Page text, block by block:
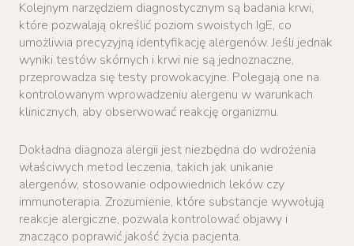
Kolejnym narzędziem diagnostycznym są badania krwi,
które pozwalają określić poziom swoistych IgE, co
umożliwia precyzyjną identyfikację alergenów. Jeśli jednak
wyniki testów skórnych i krwi nie są jednoznaczne,
przeprowadza się testy prowokacyjne. Polegają one na
kontrolowanym wprowadzeniu alergenu w warunkach
klinicznych, aby obserwować reakcję organizmu.
Dokładna diagnoza alergii jest niezbędna do wdrożenia
właściwych metod leczenia, takich jak unikanie
alergenów, stosowanie odpowiednich leków czy
immunoterapia. Zrozumienie, które substancje wywołują
reakcje alergiczne, pozwala kontrolować objawy i
znacząco poprawić jakość życia pacjenta.